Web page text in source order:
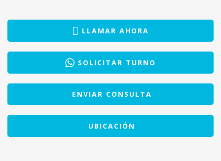
LLAMAR AHORA
SOLICITAR TURNO
ENVIAR CONSULTA
UBICACIÓN